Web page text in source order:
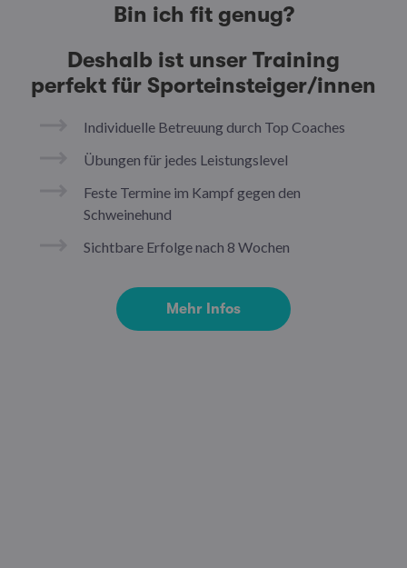
Bin ich fit genug?
Deshalb ist unser Training
perfekt für Sporteinsteiger/innen
Individuelle Betreuung durch Top Coaches
Übungen für jedes Leistungslevel
Feste Termine im Kampf gegen den
Schweinehund
Sichtbare Erfolge nach 8 Wochen
Mehr Infos